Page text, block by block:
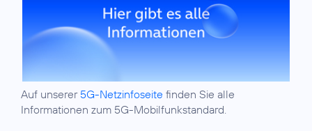
Auf unserer 5G-Netzinfoseite finden Sie alle
Informationen zum 5G-Mobilfunkstandard.